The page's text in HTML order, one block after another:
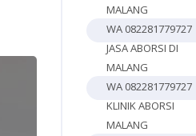
MALANG
WA 082281779727
JASA ABORSI DI
MALANG
WA 082281779727
KLINIK ABORSI
MALANG